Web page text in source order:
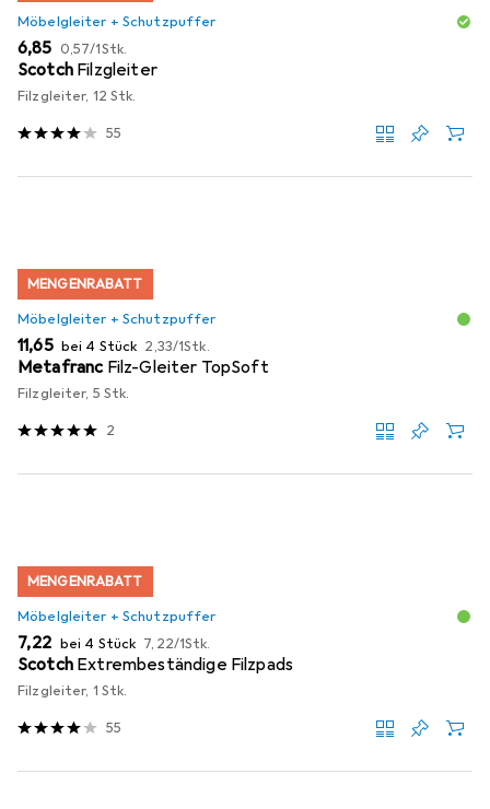
Möbelgleiter + Schutzpuffer
EUR
6,85 EUR
0,57/1Stk.
Scotch Filzgleiter
Filzgleiter, 12 Stk.
55
MENGENRABATT
Möbelgleiter + Schutzpuffer
EUR
11,65 bei 4 Stück EUR
2,33/1Stk.
Metafranc Filz-Gleiter TopSoft
Filzgleiter, 5 Stk.
2
MENGENRABATT
Möbelgleiter + Schutzpuffer
EUR
7,22 bei 4 Stück EUR
7,22/1Stk.
Scotch Extrembeständige Filzpads
Filzgleiter, 1 Stk.
55